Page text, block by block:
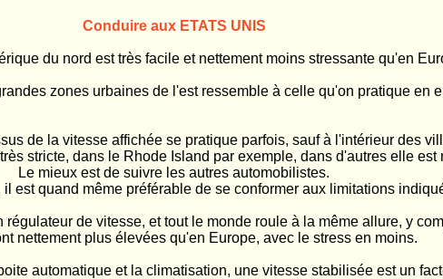
Conduire aux ETATS UNIS
du nord est très facile et nettement moins stressante qu'en
zones urbaines de l'est ressemble à celle qu'on pratique en
de la vitesse affichée se pratique parfois, sauf à l'intérieur des
stricte, dans le Rhode Island par exemple, dans d'autres elle est
Le mieux est de suivre les autres automobilistes.
il est quand même préférable de se conformer aux limitations
de vitesse, et tout le monde roule à la même allure, y
nettement plus élevées qu'en Europe, avec le stress en moins.
automatique et la climatisation, une vitesse stabilisée est un